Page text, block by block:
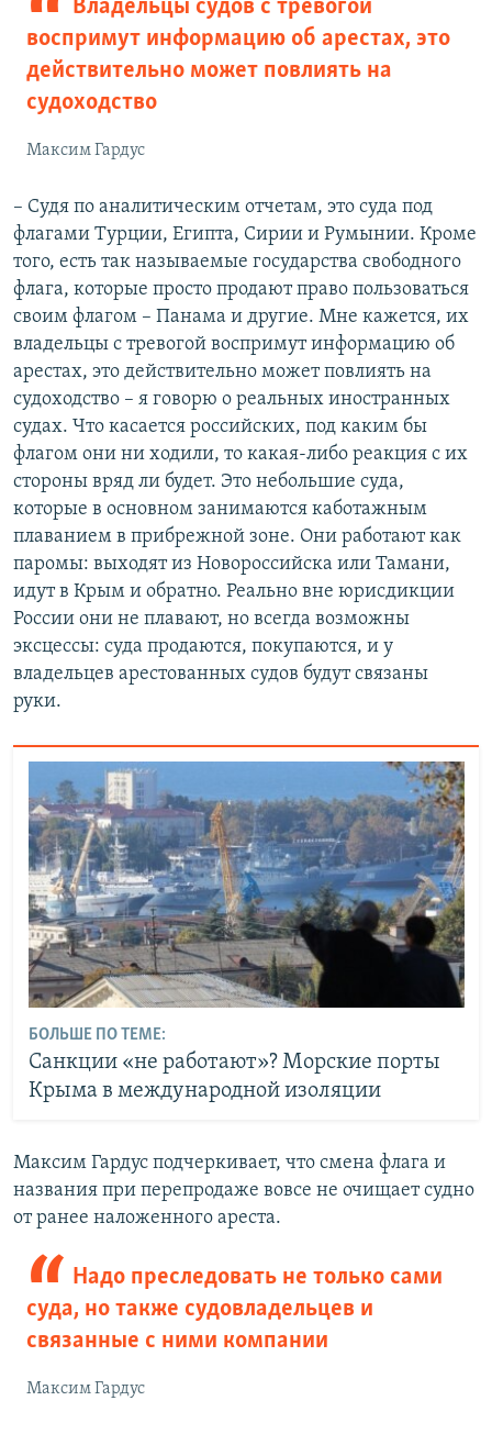
Владельцы судов с тревогой
воспримут информацию об арестах, это
действительно может повлиять на
судоходство
Максим Гардус
– Судя по аналитическим отчетам, это суда под
флагами Турции, Египта, Сирии и Румынии. Кроме
того, есть так называемые государства свободного
флага, которые просто продают право пользоваться
своим флагом – Панама и другие. Мне кажется, их
владельцы с тревогой воспримут информацию об
арестах, это действительно может повлиять на
судоходство – я говорю о реальных иностранных
судах. Что касается российских, под каким бы
флагом они ни ходили, то какая-либо реакция с их
стороны вряд ли будет. Это небольшие суда,
которые в основном занимаются каботажным
плаванием в прибрежной зоне. Они работают как
паромы: выходят из Новороссийска или Тамани,
идут в Крым и обратно. Реально вне юрисдикции
России они не плавают, но всегда возможны
эксцессы: суда продаются, покупаются, и у
владельцев арестованных судов будут связаны
руки.
БОЛЬШЕ ПО ТЕМЕ:
Санкции «не работают»? Морские порты
Крыма в международной изоляции
Максим Гардус подчеркивает, что смена флага и
названия при перепродаже вовсе не очищает судно
от ранее наложенного ареста.
Надо преследовать не только сами
суда, но также судовладельцев и
связанные с ними компании
Максим Гардус